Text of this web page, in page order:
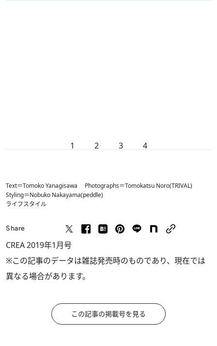
1 2 3 4
Text＝Tomoko Yanagisawa Photographs＝Tomokatsu Noro(TRIVAL)
Styling＝Nobuko Nakayama(peddle)
ライフスタイル
Share
CREA 2019年1月号
※この記事のデータは雑誌発売時のものであり、現在では
異なる場合があります。
この記事の掲載号を見る